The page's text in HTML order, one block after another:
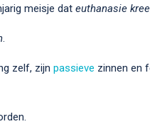
meisje dat euthanasie
.
zelf, zijn passieve zinnen en